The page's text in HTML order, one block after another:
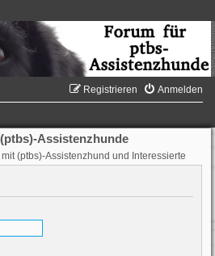
Anmelden
Registrieren
Assistenzhunde
(ptbs)-Assistenzhund und Interessierte